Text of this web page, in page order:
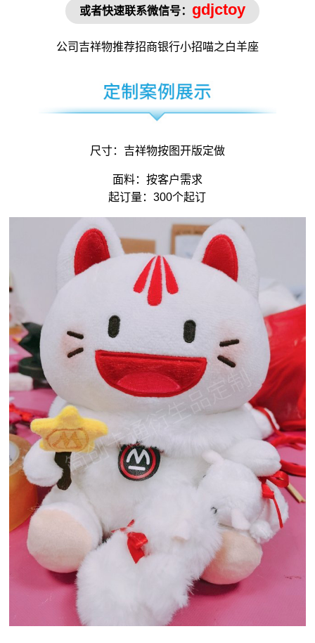
或者快速联系微信号： gdjctoy
公司吉祥物推荐招商银行小招喵之白羊座
尺寸： 吉祥物按图开版定做
面料：按客户需求
起订量：300个起订